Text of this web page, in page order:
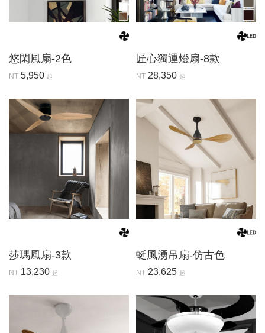
悠閑風扇-2色
NT 5,950 起
匠心獨運燈扇-8款
NT 28,350 起
莎瑪風扇-3款
NT 13,230 起
蜓風湧吊扇-仿古色
NT 23,625 起